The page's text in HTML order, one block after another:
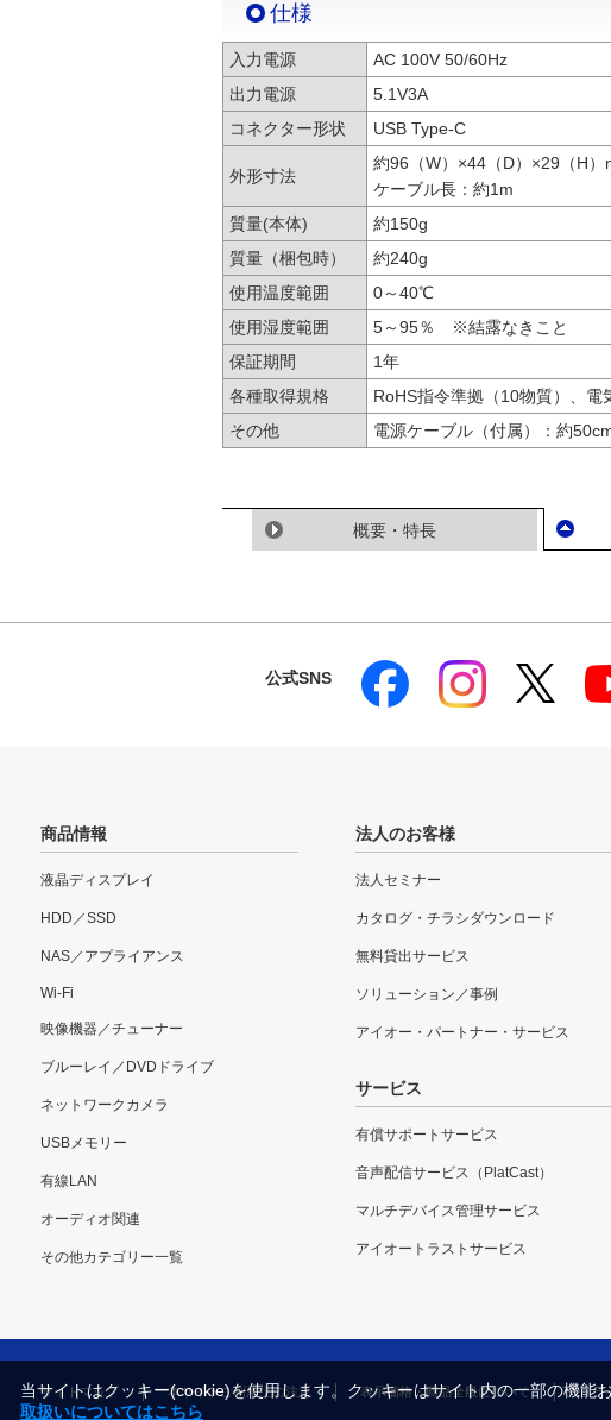
仕様
入力電源
AC 100V 50/60Hz
出力電源
5.1V3A
コネクター形状
USB Type-C
外形寸法
約96（W）×44（D）×29（H
ケーブル長：約1m
質量(本体)
約150g
質量（梱包時）
約240g
使用温度範囲
0～40℃
使用湿度範囲
5～95％ ※結露なきこと
保証期間
1年
各種取得規格
RoHS指令準拠（10物質）、電
その他
電源ケーブル（付属）：約
概要・特長
公式SNS
商品情報
液晶ディスプレイ
HDD／SSD
NAS／アプライアンス
Wi-Fi
映像機器／チューナー
ブルーレイ／DVDドライブ
ネットワークカメラ
USBメモリー
有線LAN
オーディオ関連
その他カテゴリー一覧
法人のお客様
法人セミナー
カタログ・チラシダウンロード
無料貸出サービス
ソリューション／事例
アイオー・パートナー・サービス
サービス
有償サポートサービス
音声配信サービス（PlatCast）
マルチデバイス管理サービス
アイオートラストサービス
サイトマップ 本サイトご利用上の注意 表示価格・商品全般について プラ
当サイトはクッキー(cookie)を使用します。クッキーはサイト内の一部の機能
取扱いについてはこちら